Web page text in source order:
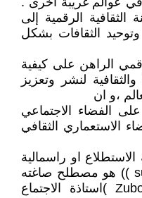
الرقمية إلى
الثقافات بشكل
الراهن على كيفية
لنشر وتعزيز
،و ان
الفضاء الاجتماعي
الاستعماري الثقافي
او راسمالية
المراقبة surveillance capitalism )) هو مصطلح صاغته
البرفسورة (شوشانا زوبوف ‏Zuboff )استاذة الاجتماع